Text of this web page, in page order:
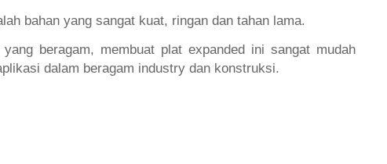
bahan yang sangat kuat, ringan dan tahan lama.
beragam, membuat plat expanded ini sangat mudah
dalam beragam industry dan konstruksi.